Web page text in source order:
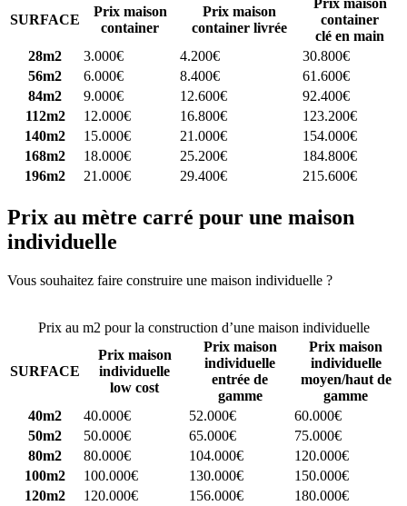
SURFACE
Prix maison
container
Prix maison
container livrée
Prix maison
container
clé en main
28m2
3.000€ 4.200€
30.800€
56m2
6.000€ 8.400€
61.600€
84m2
9.000€ 12.600€
92.400€
112m2
12.000€ 16.800€
123.200€
140m2
15.000€ 21.000€
154.000€
168m2
18.000€ 25.200€
184.800€
196m2
21.000€ 29.400€ 215.600€
Prix au mètre carré pour une maison
individuelle
Vous souhaitez faire construire une maison individuelle ?
Prix au m2 pour la construction d’une maison individuelle
SURFACE
Prix maison
individuelle
low cost
Prix maison
individuelle
entrée de
gamme
Prix maison
individuelle
moyen/haut de
gamme
40m2
40.000€ 52.000€
60.000€
50m2
50.000€ 65.000€
75.000€
80m2
80.000€ 104.000€
120.000€
100m2
100.000€ 130.000€
150.000€
120m2
120.000€ 156.000€
180.000€